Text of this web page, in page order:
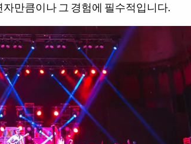
만큼이나 그 경험에 필수적입니다.